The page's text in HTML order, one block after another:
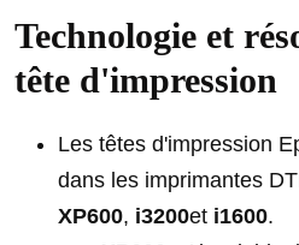
Technologie et
tête d'impression
Les têtes d'impression
dans les imprimantes
XP600, i3200et i1600.